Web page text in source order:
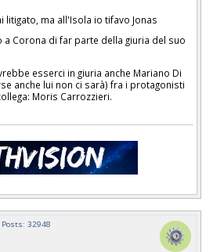
litigato, ma all'Isola io tifavo Jonas
a Corona di far parte della giuria del suo
esserci in giuria anche Mariano Di
anche lui non ci sarà) fra i protagonisti
Moris Carrozzieri.
Posts: 32948